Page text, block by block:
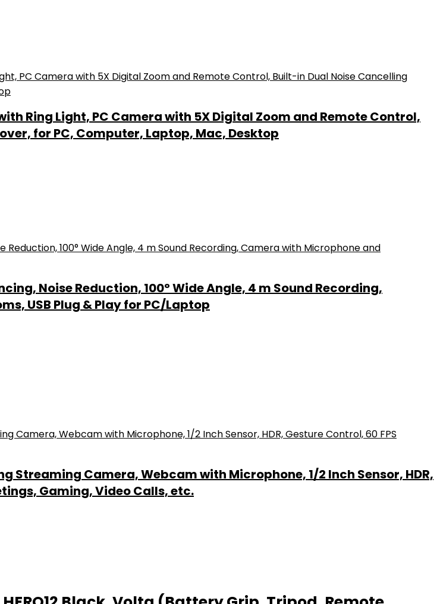
Ring Light, PC Camera with 5X Digital Zoom and Remote Control,
for PC, Computer, Laptop, Mac, Desktop
Noise Reduction, 100° Wide Angle, 4 m Sound Recording,
USB Plug & Play for PC/Laptop
Streaming Camera, Webcam with Microphone, 1/2 Inch Sensor, HDR,
Gaming, Video Calls, etc.